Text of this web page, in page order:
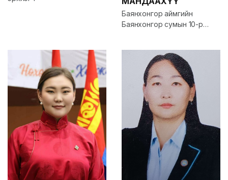
Баянхонгор аймгийн
Баянхонгор сумын 10-р